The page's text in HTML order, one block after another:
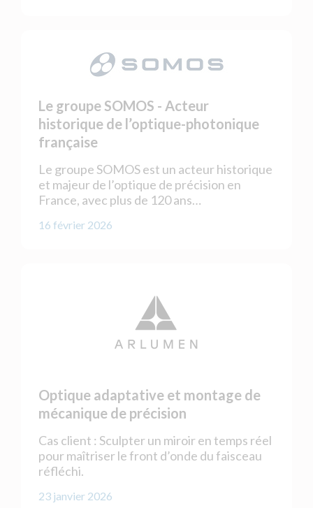
Le groupe SOMOS - Acteur
historique de l’optique-photonique
française
Le groupe SOMOS est un acteur historique
et majeur de l’optique de précision en
France, avec plus de 120 ans…
16 février 2026
Optique adaptative et montage de
mécanique de précision
Cas client : Sculpter un miroir en temps réel
pour maîtriser le front d’onde du faisceau
réfléchi.
23 janvier 2026